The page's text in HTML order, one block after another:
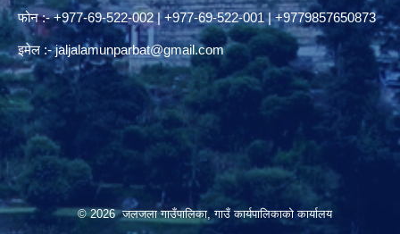
फोन :- +977-69-522-002 | +977-69-522-001 | +9779857650873
इमेल :-jaljalamunparbat@gmail.com
© 2026 जलजला गाउँपालिका, गाउँ कार्यपालिकाको कार्यालय